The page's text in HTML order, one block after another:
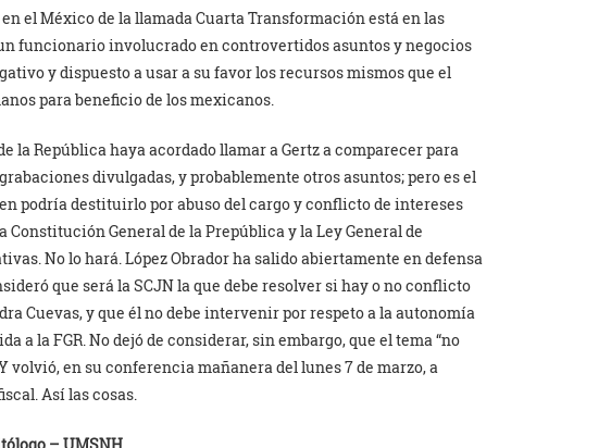
el México de la llamada Cuarta Transformación está en las
funcionario involucrado en controvertidos asuntos y negocios
y dispuesto a usar a su favor los recursos mismos que el
para beneficio de los mexicanos.
la República haya acordado llamar a Gertz a comparecer para
divulgadas, y probablemente otros asuntos; pero es el
podría destituirlo por abuso del cargo y conflicto de intereses
Constitución General de la Prepública y la Ley General de
No lo hará. López Obrador ha salido abiertamente en defensa
que será la SCJN la que debe resolver si hay o no conflicto
Cuevas, y que él no debe intervenir por respeto a la autonomía
a la FGR. No dejó de considerar, sin embargo, que el tema “no
volvió, en su conferencia mañanera del lunes 7 de marzo, a
Así las cosas.